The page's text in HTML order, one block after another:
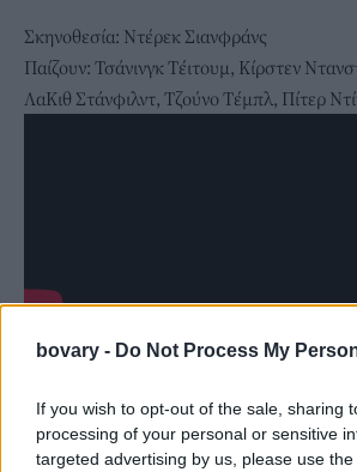
bovary - Do Not Process My
If you wish to opt-out of the sale, sharing
processing of your personal or sensitive
targeted advertising by us, please use
Σκηνοθεσία: Ντέρεκ Σιανφράνς
Παίζουν: Τσάνινγκ Τέιτουμ, Κίρστεν
ΛαΚιθ Στάνφιλντ, Τζούνο Τέμπλ, Πίτερ
στρατιωτικού που στα τέλη της δεκαετίας
κατάφερε να αποδράσει και βρήκε
κατάστημα παιχνιδιών, συναντώντας εκεί